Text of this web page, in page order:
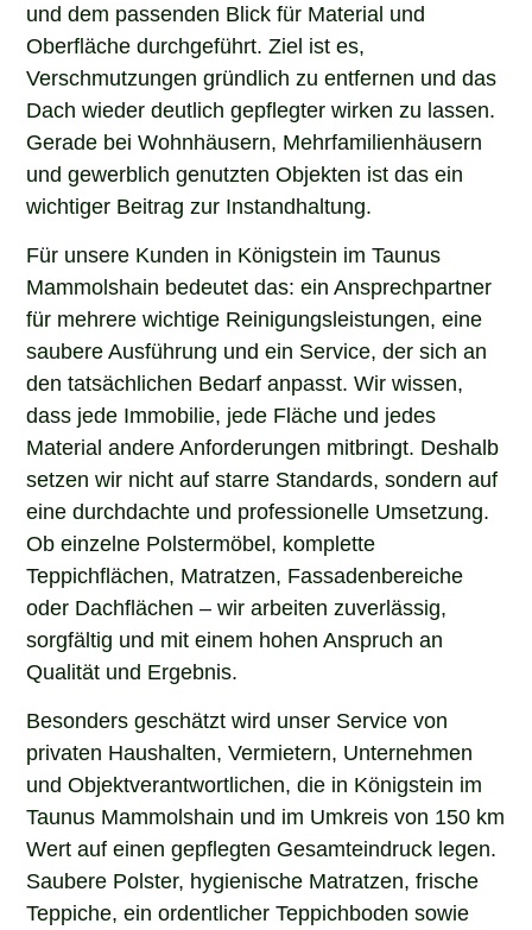
und dem passenden Blick für Material und
Oberfläche durchgeführt. Ziel ist es,
Verschmutzungen gründlich zu entfernen und das
Dach wieder deutlich gepflegter wirken zu lassen.
Gerade bei Wohnhäusern, Mehrfamilienhäusern
und gewerblich genutzten Objekten ist das ein
wichtiger Beitrag zur Instandhaltung.
Für unsere Kunden in Königstein im Taunus
Mammolshain bedeutet das: ein Ansprechpartner
für mehrere wichtige Reinigungsleistungen, eine
saubere Ausführung und ein Service, der sich an
den tatsächlichen Bedarf anpasst. Wir wissen,
dass jede Immobilie, jede Fläche und jedes
Material andere Anforderungen mitbringt. Deshalb
setzen wir nicht auf starre Standards, sondern auf
eine durchdachte und professionelle Umsetzung.
Ob einzelne Polstermöbel, komplette
Teppichflächen, Matratzen, Fassadenbereiche
oder Dachflächen – wir arbeiten zuverlässig,
sorgfältig und mit einem hohen Anspruch an
Qualität und Ergebnis.
Besonders geschätzt wird unser Service von
privaten Haushalten, Vermietern, Unternehmen
und Objektverantwortlichen, die in Königstein im
Taunus Mammolshain und im Umkreis von 150 km
Wert auf einen gepflegten Gesamteindruck legen.
Saubere Polster, hygienische Matratzen, frische
Teppiche, ein ordentlicher Teppichboden sowie